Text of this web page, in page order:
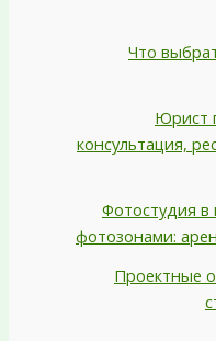
Что
Юрист
консультация,
Фотостудия в
фотозонами:
Проектные